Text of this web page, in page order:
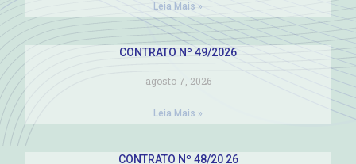
Leia Mais »
CONTRATO Nº 49/2026
agosto 7, 2026
Leia Mais »
CONTRATO Nº 48/20 26